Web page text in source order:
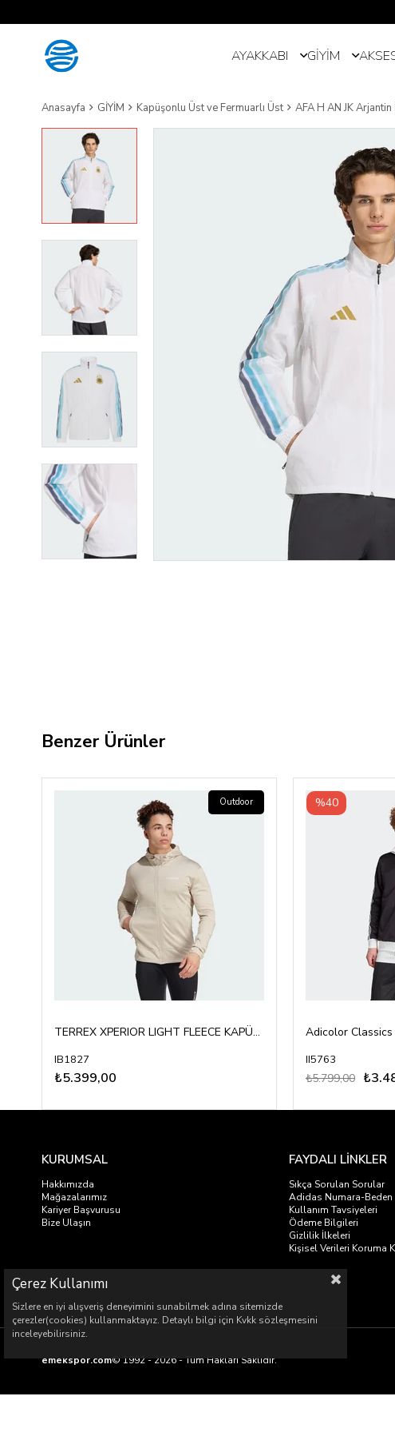
AYAKKABI GİYİM
Anasayfa GİYİM Kapüşonlu Üst ve Fermuarlı Üst AFA H AN JK
Benzer Ürünler
TERREX XPERIOR LIGHT FLEECE KAPÜŞONLU ÜST
IB1827
₺5.399,00
Outdoor
Adicolor Classics
II5763
₺5.799,00
%40
KURUMSAL
Hakkımızda
Mağazalarımız
Kariyer Başvurusu
Bize Ulaşın
FAYDALI LİNKLER
Sıkça Sorulan Sorular
Adidas Numara-
Kullanım Tavsiyeleri
Ödeme Bilgileri
Gizlilik İlkeleri
Kişisel Verileri Koruma
emekspor.com© 1992 - 2026 - Tüm Hakları Saklıdır.
Çerez Kullanımı
Sizlere en iyi alışveriş deneyimini sunabilmek adına sitemizde
çerezler(cookies) kullanmaktayız. Detaylı bilgi için Kvkk sözleşmesini
inceleyebilirsiniz.